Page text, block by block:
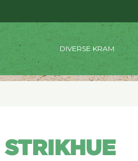
DIVERSE KRAM
STRIKHUE